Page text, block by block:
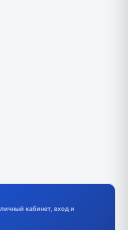
кабинет, вход и